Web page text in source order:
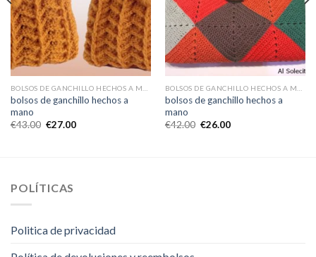
bolsos de ganchillo hechos a
mano
€43.00 €27.00
bolsos de ganchillo hechos a
mano
€42.00 €26.00
POLÍTICAS
Politica de privacidad